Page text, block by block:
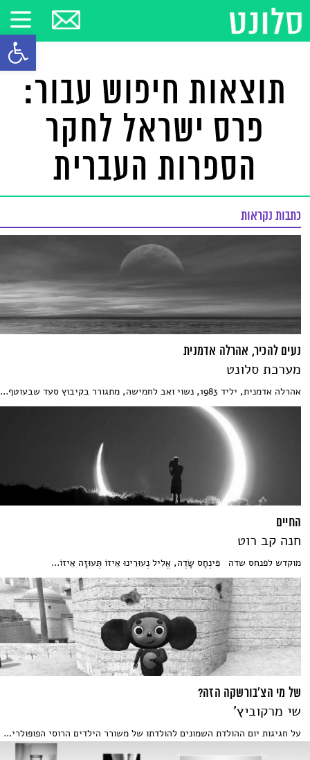
פתח
תוצאות חיפוש עבור:
פרס ישראל לחקר
הספרות העברית
כתבות נקראות
נעים להכיר, אהרלה אדמנית
מערכת סלונט
אהרלה אדמנית, יליד 1983, נשוי ואב לחמישה, מתגורר בקיבוץ סעד שבעוטף...
החיים
חנה קב רוט
מוקדש לפנחס שדה פִּינְחָס שָׂדֶה, אֱלִיל נְעוּרֵינוּ אֵיזוֹ תְּעוּזָה אֵיזוֹ...
של מי הצ'בורשקה הזה?
שי מרקוביץ'
על חגיגות יום ההולדת השמונים להולדתו של משורר הילדים הרוסי הפופולרי...